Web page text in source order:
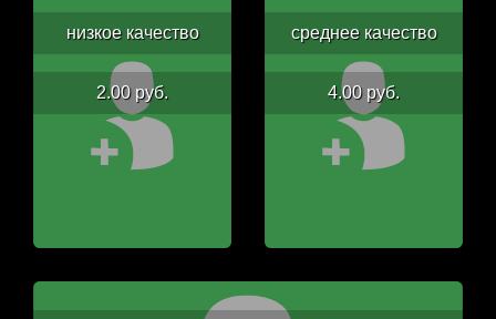
низкое качество
2.00 руб.
среднее качество
4.00 руб.